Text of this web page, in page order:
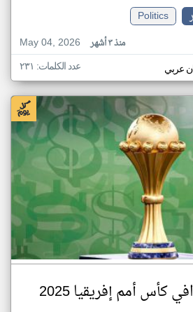
Politics
May 04, 2026
منذ ٣ أشهر
عربي عدد الكلمات: ٢٣١
كأس أمم إفريقيا 2025